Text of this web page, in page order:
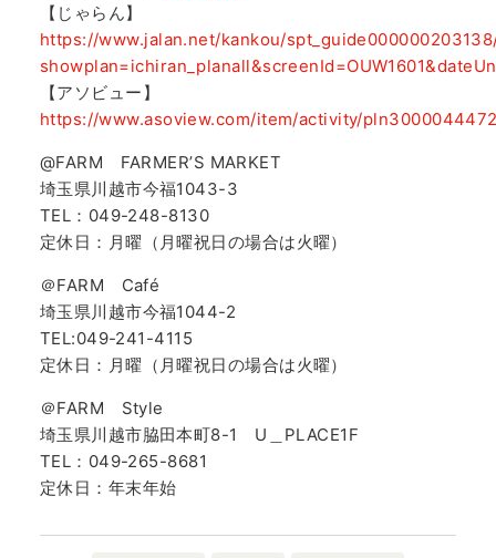
【じゃらん】
https://www.jalan.net/kankou/
【アソビュー】
https://www.asoview.com/item/activity/
@FARM FARMER’S MARKET
埼玉県川越市今福1043-3
TEL：049-248-8130
定休日：月曜（月曜祝日の場合は火曜）
＠FARM Café
埼玉県川越市今福1044-2
TEL:049-241-4115
定休日：月曜（月曜祝日の場合は火曜）
＠FARM Style
埼玉県川越市脇田本町8-1 U＿PLACE1F
TEL：049-265-8681
定休日：年末年始